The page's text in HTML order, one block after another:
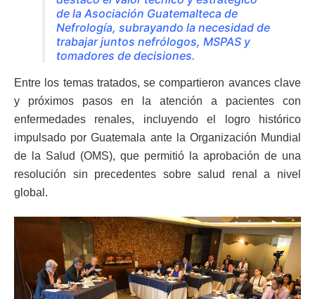
de la Asociación Guatemalteca de
Nefrología, subrayando la necesidad de
trabajar juntos nefrólogos, MSPAS y
tomadores de decisiones.
Entre los temas tratados, se compartieron avances clave
y próximos pasos en la atención a pacientes con
enfermedades renales, incluyendo el logro histórico
impulsado por Guatemala ante la Organización Mundial
de la Salud (OMS), que permitió la aprobación de una
resolución sin precedentes sobre salud renal a nivel
global.